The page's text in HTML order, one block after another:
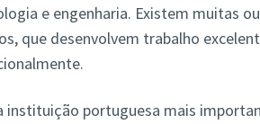
e engenharia. Existem muitas
que desenvolvem trabalho
instituição portuguesa mais